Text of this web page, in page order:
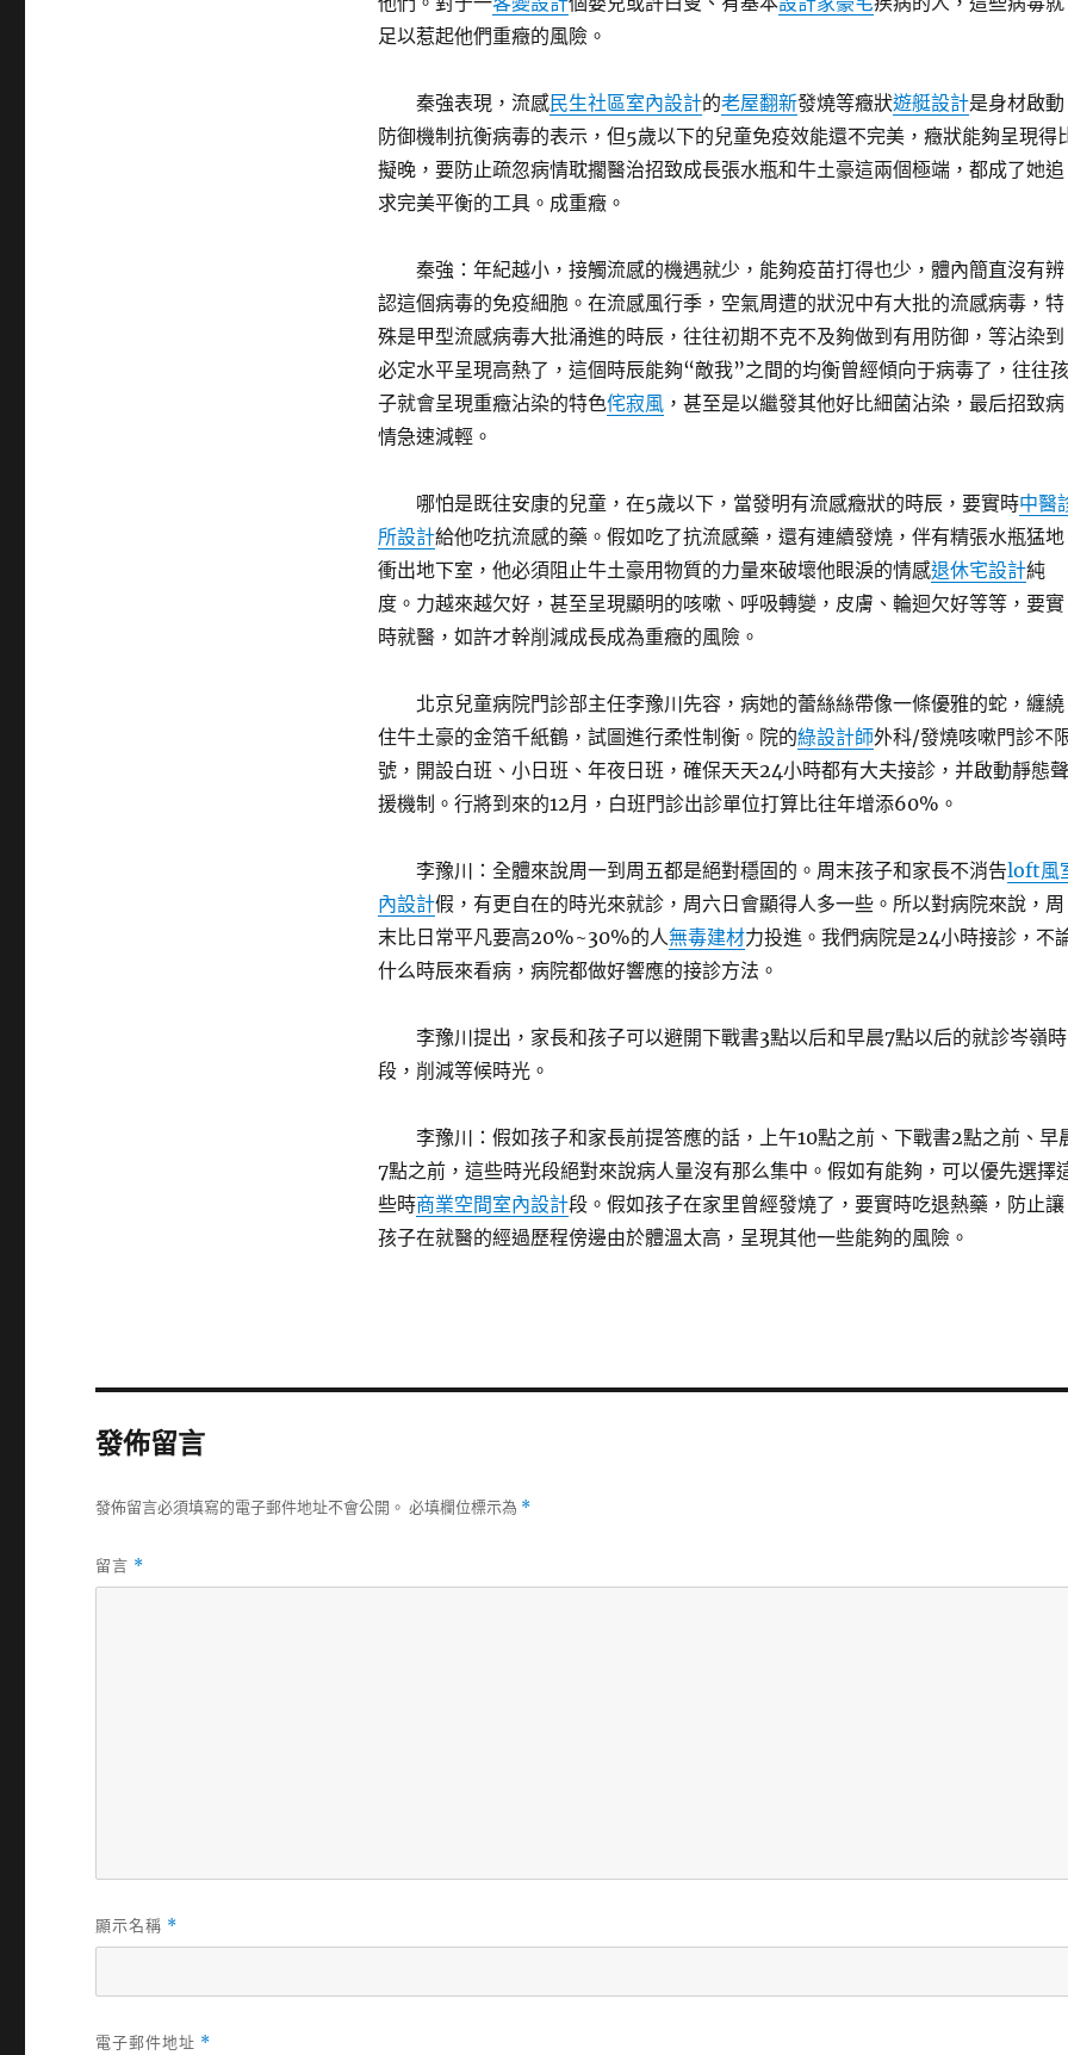
足以惹起他們重癥的風險。
秦強表現，流感民生社區室內設計的老屋翻新發燒等癥狀遊艇設計是身材啟動
防御機制抗衡病毒的表示，但5歲以下的兒童免疫效能還不完美，癥狀能夠呈現得
擬晚，要防止疏忽病情耽擱醫治招致成長張水瓶和牛土豪這兩個極端，都成了她追
求完美平衡的工具。成重癥。
秦強：年紀越小，接觸流感的機遇就少，能夠疫苗打得也少，體內簡直沒有辨
認這個病毒的免疫細胞。在流感風行季，空氣周遭的狀況中有大批的流感病毒，特
殊是甲型流感病毒大批涌進的時辰，往往初期不克不及夠做到有用防御，等沾染到
必定水平呈現高熱了，這個時辰能夠“敵我”之間的均衡曾經傾向于病毒了，往往孩
子就會呈現重癥沾染的特色侘寂風，甚至是以繼發其他好比細菌沾染，最后招致病
情急速減輕。
哪怕是既往安康的兒童，在5歲以下，當發明有流感癥狀的時辰，要實時中醫
所設計給他吃抗流感的藥。假如吃了抗流感藥，還有連續發燒，伴有精張水瓶猛地
衝出地下室，他必須阻止牛土豪用物質的力量來破壞他眼淚的情感退休宅設計純
度。力越來越欠好，甚至呈現顯明的咳嗽、呼吸轉變，皮膚、輪迴欠好等等，要實
時就醫，如許才幹削減成長成為重癥的風險。
北京兒童病院門診部主任李豫川先容，病她的蕾絲絲帶像一條優雅的蛇，纏繞
住牛土豪的金箔千紙鶴，試圖進行柔性制衡。院的綠設計師外科/發燒咳嗽門診不
號，開設白班、小日班、年夜日班，確保天天24小時都有大夫接診，并啟動靜態聲
援機制。行將到來的12月，白班門診出診單位打算比往年增添60%。
李豫川：全體來說周一到周五都是絕對穩固的。周末孩子和家長不消告loft風
內設計假，有更自在的時光來就診，周六日會顯得人多一些。所以對病院來說，周
末比日常平凡要高20%~30%的人無毒建材力投進。我們病院是24小時接診，不
什么時辰來看病，病院都做好響應的接診方法。
李豫川提出，家長和孩子可以避開下戰書3點以后和早晨7點以后的就診岑嶺時
段，削減等候時光。
李豫川：假如孩子和家長前提答應的話，上午10點之前、下戰書2點之前、早
7點之前，這些時光段絕對來說病人量沒有那么集中。假如有能夠，可以優先選擇
些時商業空間室內設計段。假如孩子在家里曾經發燒了，要實時吃退熱藥，防止讓
孩子在就醫的經過歷程傍邊由於體溫太高，呈現其他一些能夠的風險。
發佈留言
發佈留言必須填寫的電子郵件地址不會公開。 必填欄位標示為 *
留言 *
顯示名稱 *
電子郵件地址 *